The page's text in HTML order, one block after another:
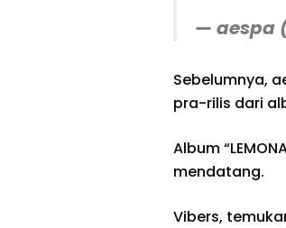
— aespa
Sebelumnya,
pra-rilis dari
Album
mendatang.
Vibers,